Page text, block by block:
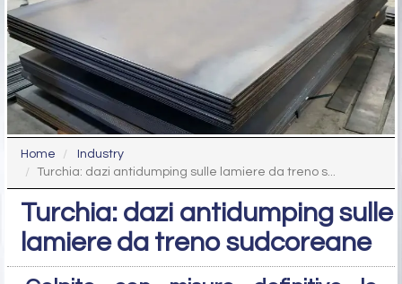
Home
Industry
Turchia: dazi antidumping sulle lamiere da treno s...
Turchia: dazi antidumping sulle
lamiere da treno sudcoreane